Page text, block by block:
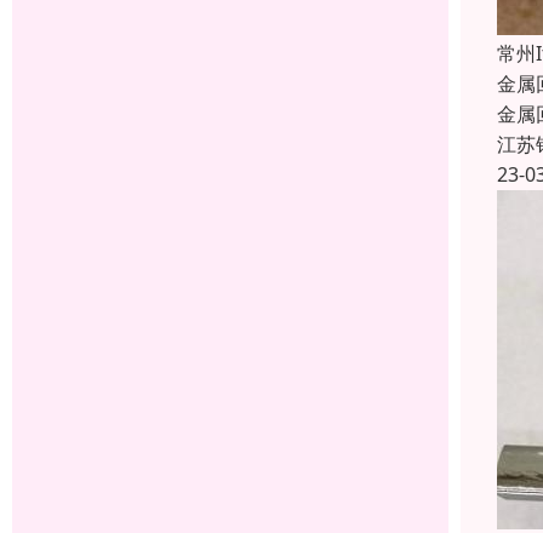
常州
金属
金属
江苏
23-